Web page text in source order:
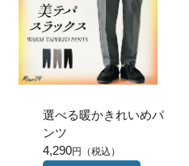
選べる暖かきれいめパ
ンツ
4,290